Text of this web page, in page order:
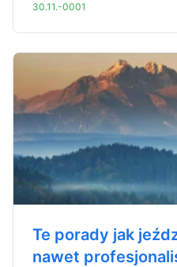
30.11.-0001
Te porady jak
nawet